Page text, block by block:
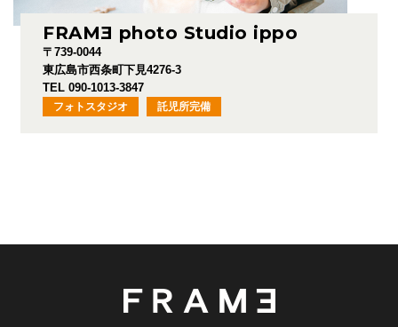
FRAME photo Studio ippo
〒739-0044
東広島市西条町下見4276-3
TEL 090-1013-3847
フォトスタジオ 託児所完備